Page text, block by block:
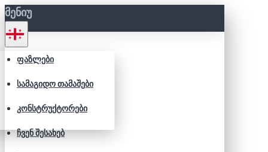
ᲛᲔᲜᲘᲣ
ᲤᲐᲖᲚᲔᲑᲘ
ᲡᲐᲛᲐᲒᲘᲓᲝ ᲗᲐᲛᲐᲨᲔᲑᲘ
ᲙᲝᲜᲡᲢᲠᲣᲥᲢᲝᲠᲔᲑᲘ
ᲩᲕᲔᲜ ᲨᲔᲡᲐᲮᲔᲑ